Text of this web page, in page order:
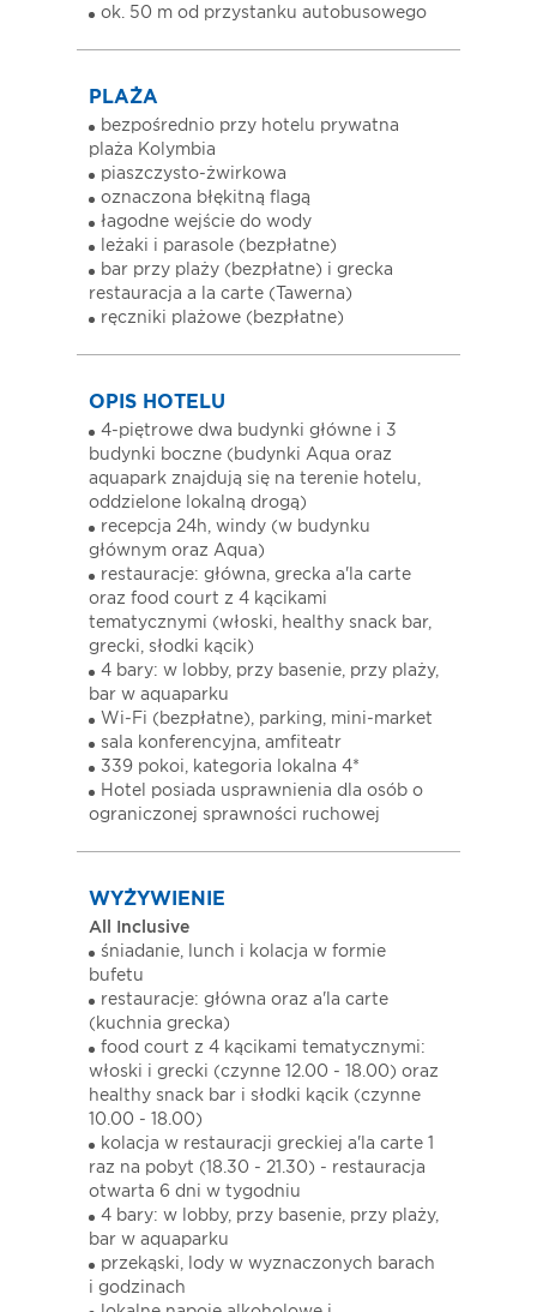
ok. 50 m od przystanku autobusowego
PLAŻA
bezpośrednio przy hotelu prywatna
plaża Kolymbia
piaszczysto-żwirkowa
oznaczona błękitną flagą
łagodne wejście do wody
leżaki i parasole (bezpłatne)
bar przy plaży (bezpłatne) i grecka
restauracja a la carte (Tawerna)
ręczniki plażowe (bezpłatne)
OPIS HOTELU
4-piętrowe dwa budynki główne i 3
budynki boczne (budynki Aqua oraz
aquapark znajdują się na terenie hotelu,
oddzielone lokalną drogą)
recepcja 24h, windy (w budynku
głównym oraz Aqua)
restauracje: główna, grecka a'la carte
oraz food court z 4 kącikami
tematycznymi (włoski, healthy snack bar,
grecki, słodki kącik)
4 bary: w lobby, przy basenie, przy plaży,
bar w aquaparku
Wi-Fi (bezpłatne), parking, mini-market
sala konferencyjna, amfiteatr
339 pokoi, kategoria lokalna 4*
Hotel posiada usprawnienia dla osób o
ograniczonej sprawności ruchowej
WYŻYWIENIE
All Inclusive
śniadanie, lunch i kolacja w formie
bufetu
restauracje: główna oraz a'la carte
(kuchnia grecka)
food court z 4 kącikami tematycznymi:
włoski i grecki (czynne 12.00 - 18.00) oraz
healthy snack bar i słodki kącik (czynne
10.00 - 18.00)
kolacja w restauracji greckiej a'la carte 1
raz na pobyt (18.30 - 21.30) - restauracja
otwarta 6 dni w tygodniu
4 bary: w lobby, przy basenie, przy plaży,
bar w aquaparku
przekąski, lody w wyznaczonych barach
i godzinach